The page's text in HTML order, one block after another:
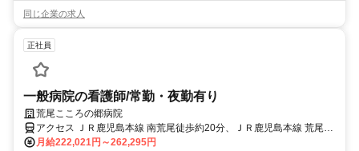
同じ企業の求人
正社員
一般病院の看護師/常勤・夜勤有り
荒尾こころの郷病院
アクセス ＪＲ鹿児島本線 南荒尾徒歩約20分、ＪＲ鹿児島本線 荒尾
（熊本県）徒歩約33分、ＪＲ鹿児島本線 長洲北口徒歩約65分
月給222,021円～262,295円